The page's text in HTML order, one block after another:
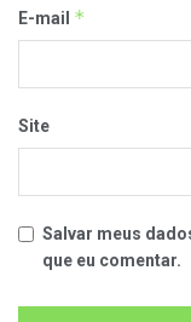
E-mail *
Site
Salvar meus
que eu comentar.